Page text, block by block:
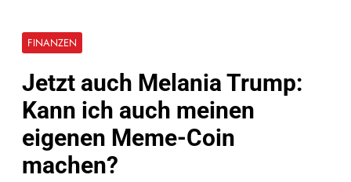
FINANZEN
Jetzt auch Melania Trump:
Kann ich auch meinen
eigenen Meme-Coin
machen?